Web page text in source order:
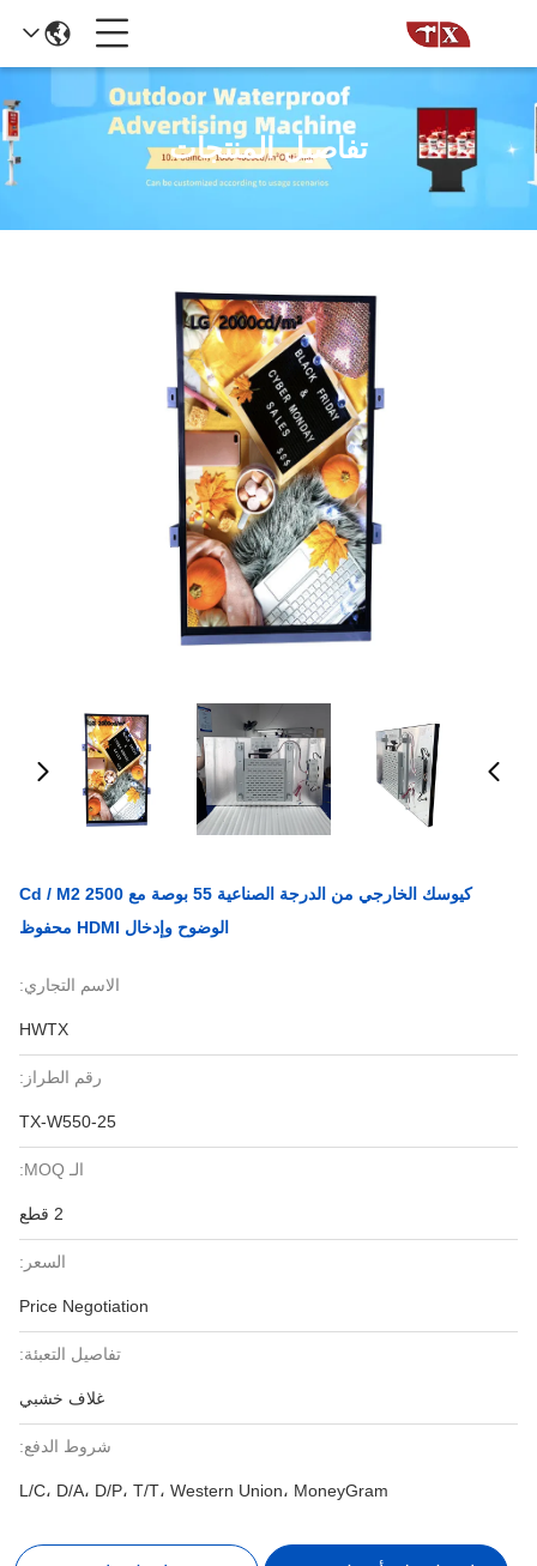
تفاصيل المنتجات
كيوسك الخارجي من الدرجة الصناعية 55 بوصة مع 2500 Cd / M2
الوضوح وإدخال HDMI محفوظ
الاسم التجاري:
HWTX
رقم الطراز:
TX-W550-25
الـ MOQ:
2 قطع
السعر:
Price Negotiation
تفاصيل التعبئة:
غلاف خشبي
شروط الدفع:
L/C، D/A، D/P، T/T، Western Union، MoneyGram